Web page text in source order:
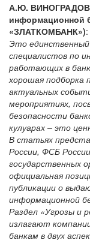
А.Ю. ВИНОГРАДОВ
информационной
«ЗЛАТКОМБАНК»):
Это
специалистов по
работающих в
хорошая подборка
актуальных
мероприятиях,
безопасности
кулуарах – это
В статьях
России, ФСБ
государственных
официальная
публикации о
информационной
Раздел «Угрозы и
излагают
банкам в двух